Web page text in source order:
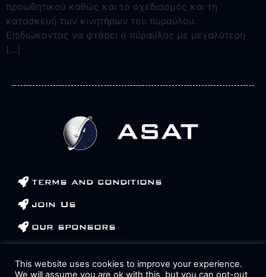
προωθητικού καθώς και το σχεδιασμός και τη
κατασκευή των κινητήρων του πυραύλου.
Επιδιώκοντας να φτάσει ο πύραυλος με μεγαλύτερη
[…]
terms and conditions
join Us
our sponsors
This website uses cookies to improve your experience.
We will assume you are ok with this, but you can opt-out